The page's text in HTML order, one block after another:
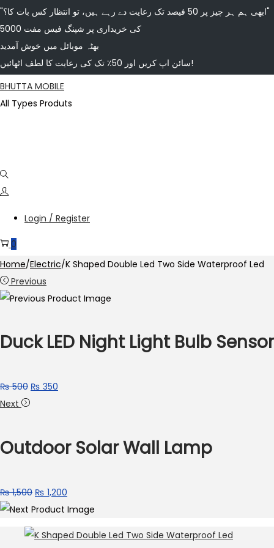
"ابھی ہم ہر چیز پر 50 فیصد تک رعایت دے رہے ہیں، تو انتظار کس بات کا؟"
5000 کی خریداری پر شپنگ فیس مفت
بھٹہ موبائل میں خوش آمدید
سائن اپ کریں اور 50٪ تک کی رعایت کا لطف اٹھائیں!
BHUTTA MOBILE
All Types Produts
Login / Register
0
Home/Electric/K Shaped Double Led Two Side Waterproof Led
Previous
Duck LED Night Light Bulb
₨500 ₨ 350
Next
Outdoor Solar Wall Lamp
₨1,500 ₨ 1,200